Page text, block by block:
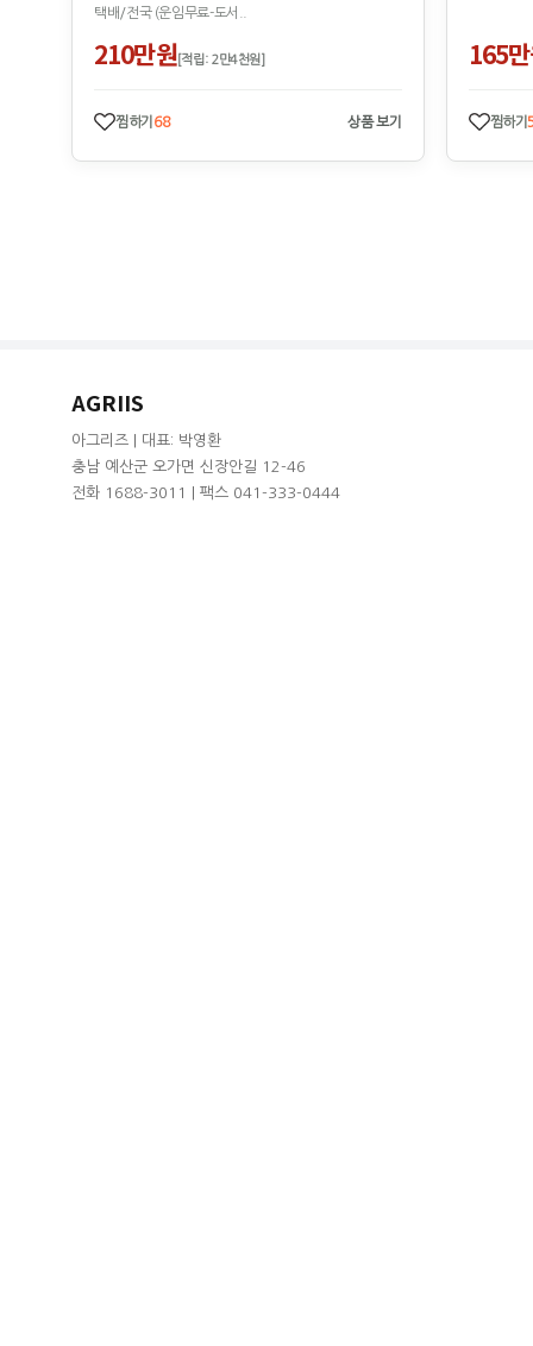
택배/전국 (운임무료-도서..
210만원[적립: 2만4천원]
찜하기 68 상품 보기
165
찜하기
AGRIIS
아그리즈 | 대표: 박영환
충남 예산군 오가면 신장안길 12-46
전화 1688-3011 | 팩스 041-333-0444